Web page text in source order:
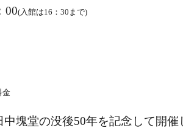
00(入館は16：30まで)
金
塊堂の没後50年を記念して開催